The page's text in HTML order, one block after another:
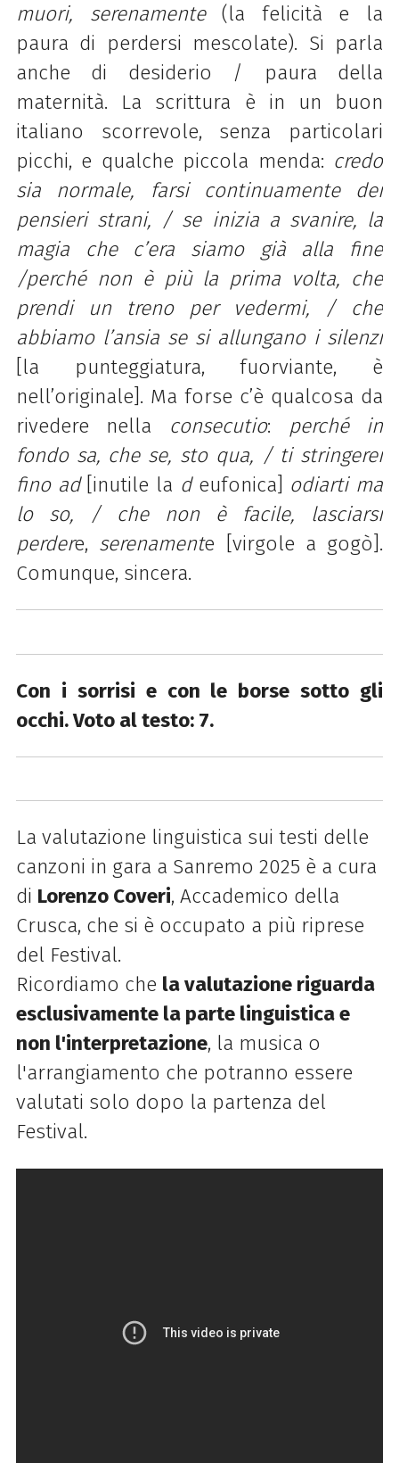
muori, serenamente(la felicità e la
paura di perdersi mescolate). Si parla
anche di desiderio / paura della
maternità. La scrittura è in un buon
italiano scorrevole, senza particolari
picchi, e qualche piccola menda: credo
sia normale, farsi continuamente dei
pensieri strani, / se inizia a svanire, la
magia che c’era siamo già alla fine
/perché non è più la prima volta, che
prendi un treno per vedermi, / che
abbiamo l’ansia se si allungano i silenzi
[la punteggiatura, fuorviante, è
nell’originale]. Ma forse c’è qualcosa da
rivedere nella consecutio: perché in
fondo sa, che se, sto qua, / ti stringerei
fino ad[inutile la deufonica] odiarti ma
lo so, / che non è facile, lasciarsi
perdere, serenamente [virgole a gogò].
Comunque, sincera.
Con i sorrisi e con le borse sotto gli
occhi. Voto al testo: 7.
La valutazione linguistica sui testi delle
canzoni in gara a Sanremo 2025 è a cura
di Lorenzo Coveri, Accademico della
Crusca, che si è occupato a più riprese
del Festival.
Ricordiamo che la valutazione riguarda
esclusivamente la parte linguistica e
non l'interpretazione, la musica o
l'arrangiamento che potranno essere
valutati solo dopo la partenza del
Festival.